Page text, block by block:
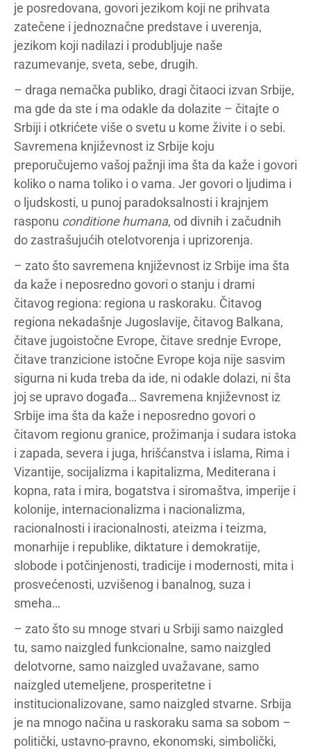
je posredovana, govori jezikom koji ne prihvata
zatečene i jednoznačne predstave i uverenja,
jezikom koji nadilazi i produbljuje naše
razumevanje, sveta, sebe, drugih.
– draga nemačka publiko, dragi čitaoci izvan Srbije,
ma gde da ste i ma odakle da dolazite – čitajte o
Srbiji i otkrićete više o svetu u kome živite i o sebi.
Savremena književnost iz Srbije koju
preporučujemo vašoj pažnji ima šta da kaže i govori
koliko o nama toliko i o vama. Jer govori o ljudima i
o ljudskosti, u punoj paradoksalnosti i krajnjem
rasponu conditione humana, od divnih i začudnih
do zastrašujućih otelotvorenja i uprizorenja.
– zato što savremena književnost iz Srbije ima šta
da kaže i neposredno govori o stanju i drami
čitavog regiona: regiona u raskoraku. Čitavog
regiona nekadašnje Jugoslavije, čitavog Balkana,
čitave jugoistočne Evrope, čitave srednje Evrope,
čitave tranzicione istočne Evrope koja nije sasvim
sigurna ni kuda treba da ide, ni odakle dolazi, ni šta
joj se upravo događa… Savremena književnost iz
Srbije ima šta da kaže i neposredno govori o
čitavom regionu granice, prožimanja i sudara istoka
i zapada, severa i juga, hrišćanstva i islama, Rima i
Vizantije, socijalizma i kapitalizma, Mediterana i
kopna, rata i mira, bogatstva i siromaštva, imperije i
kolonije, internacionalizma i nacionalizma,
racionalnosti i iracionalnosti, ateizma i teizma,
monarhije i republike, diktature i demokratije,
slobode i potčinjenosti, tradicije i modernosti, mita i
prosvećenosti, uzvišenog i banalnog, suza i
smeha…
– zato što su mnoge stvari u Srbiji samo naizgled
tu, samo naizgled funkcionalne, samo naizgled
delotvorne, samo naizgled uvažavane, samo
naizgled utemeljene, prosperitetne i
institucionalizovane, samo naizgled stvarne. Srbija
je na mnogo načina u raskoraku sama sa sobom –
politički, ustavno-pravno, ekonomski, simbolički,